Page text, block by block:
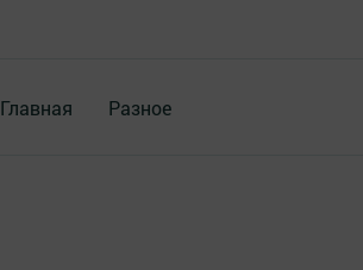
Главная Разное